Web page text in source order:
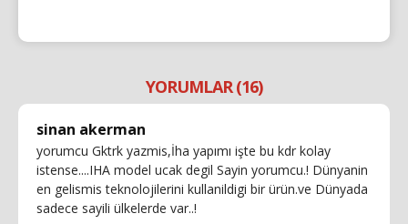
YORUMLAR (16)
sinan akerman
yorumcu Gktrk yazmis,İha yapımı işte bu kdr kolay
istense....IHA model ucak degil Sayin yorumcu.! Dünyanin
en gelismis teknolojilerini kullanildigi bir ürün.ve Dünyada
sadece sayili ülkelerde var..!